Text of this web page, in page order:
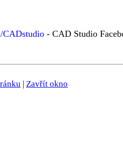
CADstudio - CAD Studio
| Zavřít okno